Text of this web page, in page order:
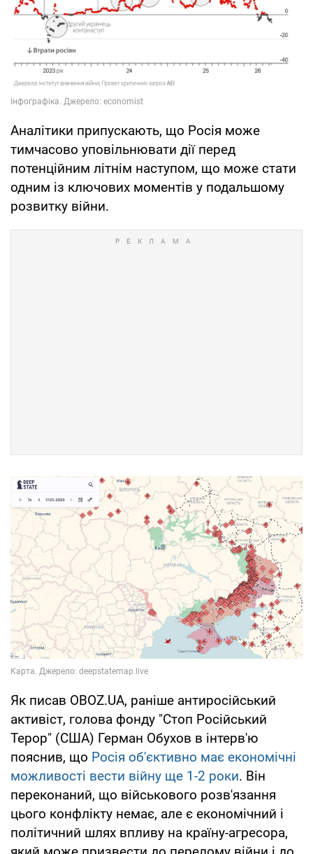
Аналітики припускають, що Росія може
тимчасово уповільнювати дії перед
потенційним літнім наступом, що може стати
одним із ключових моментів у подальшому
розвитку війни.
Як писав OBOZ.UA, раніше антиросійський
активіст, голова фонду "Стоп Російський
Терор" (США) Герман Обухов в інтерв'ю
пояснив, що Росія об'єктивно має економічні
можливості вести війну ще 1-2 роки. Він
переконаний, що військового розв'язання
цього конфлікту немає, але є економічний і
політичний шлях впливу на країну-агресора,